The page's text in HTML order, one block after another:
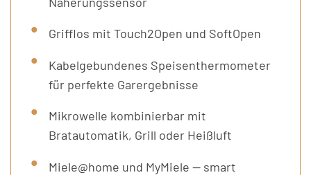
Grifflos mit Touch2Open und SoftOpen
Kabelgebundenes Speisenthermometer
für perfekte Garergebnisse
Mikrowelle kombinierbar mit
Bratautomatik, Grill oder Heißluft
Miele@home und MyMiele — smart